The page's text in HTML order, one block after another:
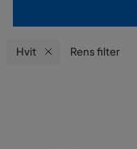
Hvit Rens filter